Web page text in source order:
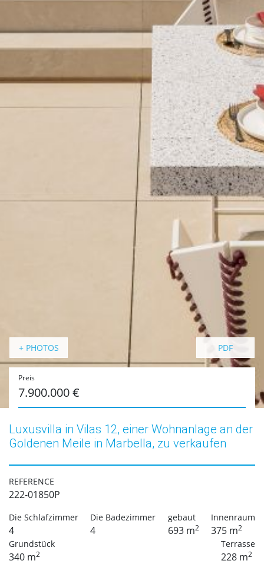
+ PHOTOS PDF
Preis
7.900.000 €
Luxusvilla in Vilas 12, einer Wohnanlage an der
Goldenen Meile in Marbella, zu verkaufen
REFERENCE
222-01850P
Die Schlafzimmer
4
Die Badezimmer
4
gebaut
693 m2
Innenraum
375 m2
Grundstück
340 m2
Terrasse
228 m2